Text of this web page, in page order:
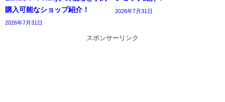
購入可能なショップ紹介！
2026年7月31日
2026年7月31日
スポンサーリンク